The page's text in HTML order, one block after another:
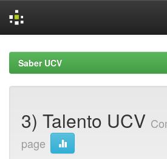
navigationSaber UCV
3) Talento UCV
page